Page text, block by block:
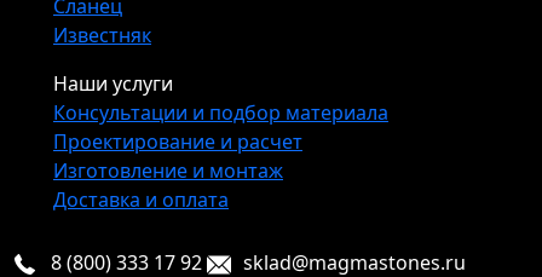
Сланец
Известняк
Наши услуги
Консультации и подбор материала
Проектирование и расчет
Изготовление и монтаж
Доставка и оплата
8 (800) 333 17 92
sklad@magmastones.ru